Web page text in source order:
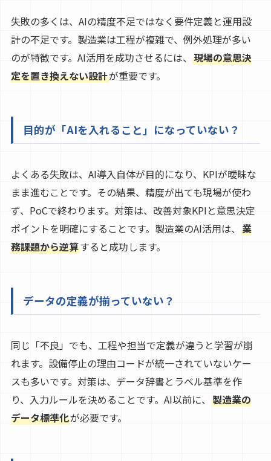
失敗の多くは、AIの精度不足ではなく要件定義と運用設
計の不足です。製造業は工程が複雑で、例外処理が多い
のが特徴です。AI活用を成功させるには、 現場の意思決
定を置き換えない設計が重要です。
目的が「AIを入れること」になっていない？
よくある失敗は、AI導入自体が目的になり、KPIが曖昧な
まま進むことです。その結果、精度が出ても現場が使わ
ず、PoCで終わります。対策は、改善対象KPIと意思決定
ポイントを明確にすることです。製造業のAI活用は、 業
務課題から逆算すると成功します。
データの定義が揃っていない？
同じ「不良」でも、工程や担当で定義が違うと学習が崩
れます。設備停止の理由コードが統一されていないケー
スも多いです。対策は、データ辞書とラベル基準を作
り、入力ルールを決めることです。AI以前に、 製造業の
データ標準化が必要です。